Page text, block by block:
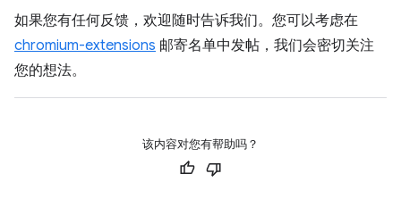
如果您有任何反馈，欢迎随时告诉我们。您可以考虑在
chromium-extensions 邮寄名单中发帖，我们会密切关注
您的想法。
该内容对您有帮助吗？